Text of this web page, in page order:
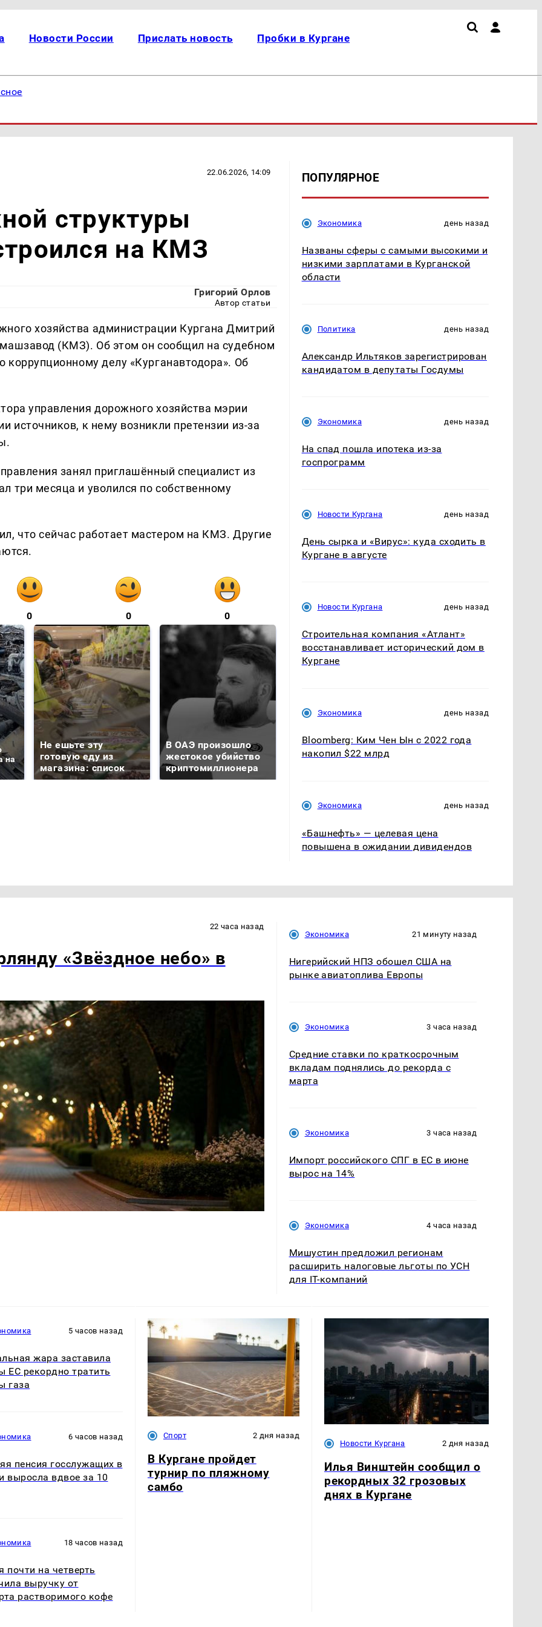
Новости России Прислать новость Пробки в Кургане
22.06.2026, 14:09
структуры
на КМЗ
Григорий Орлов
Автор статьи
хозяйства администрации Кургана Дмитрий
(КМЗ). Об этом он сообщил на судебном
коррупционному делу «Курганавтодора». Об
управления дорожного хозяйства мэрии
к нему возникли претензии из-за
занял приглашённый специалист из
три месяца и уволился по собственному
что сейчас работает мастером на КМЗ. Другие
0 0 0
на
Не ешьте эту
готовую еду из
магазина: список
В ОАЭ произошло
жестокое убийство
криптомиллионера
Все новости по
падению вертолета на
Таких событий не
ПОПУЛЯРНОЕ
Экономика день назад
Названы сферы с самыми высокими и
низкими зарплатами в Курганской
области
Политика день назад
Александр Ильтяков зарегистрирован
кандидатом в депутаты Госдумы
Экономика день назад
На спад пошла ипотека из-за
госпрограмм
Новости Кургана день назад
День сырка и «Вирус»: куда сходить в
Кургане в августе
Новости Кургана день назад
Строительная компания «Атлант»
восстанавливает исторический дом в
Кургане
Экономика день назад
Bloomberg: Ким Чен Ын с 2022 года
накопил $22 млрд
Экономика день назад
«Башнефть» — целевая цена
повышена в ожидании дивидендов
22 часа назад
«Звёздное небо» в
Экономика 21 минуту назад
Нигерийский НПЗ обошел США на
рынке авиатоплива Европы
Экономика 3 часа назад
Средние ставки по краткосрочным
вкладам поднялись до рекорда с
марта
Экономика 3 часа назад
Импорт российского СПГ в ЕС в июне
вырос на 14%
Экономика 4 часа назад
Мишустин предложил регионам
расширить налоговые льготы по УСН
для IT-компаний
5 часов назад
жара заставила
ЕС рекордно тратить
газа
6 часов назад
пенсия госслужащих в
выросла вдвое за 10
18 часов назад
почти на четверть
выручку от
растворимого кофе
Спорт 2 дня назад
В Кургане пройдет
турнир по пляжному
самбо
Новости Кургана 2 дня назад
Илья Винштейн сообщил о
рекордных 32 грозовых
днях в Кургане